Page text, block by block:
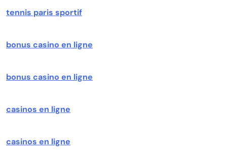
tennis paris sportif
bonus casino en ligne
bonus casino en ligne
casinos en ligne
casinos en ligne